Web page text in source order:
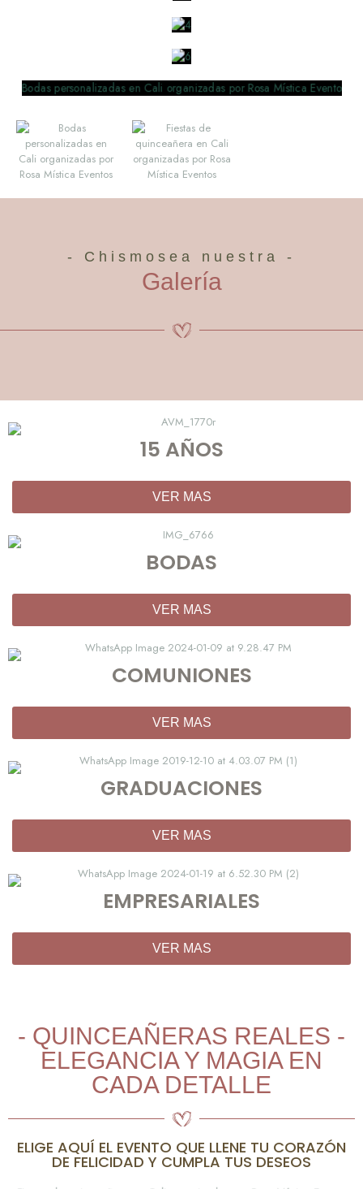
- Chismosea nuestra -
Galería
15 AÑOS
VER MAS
BODAS
VER MAS
COMUNIONES
VER MAS
GRADUACIONES
VER MAS
EMPRESARIALES
VER MAS
- QUINCEAÑERAS REALES -
ELEGANCIA Y MAGIA EN
CADA DETALLE
ELIGE AQUÍ EL EVENTO QUE LLENE TU CORAZÓN
DE FELICIDAD Y CUMPLA TUS DESEOS